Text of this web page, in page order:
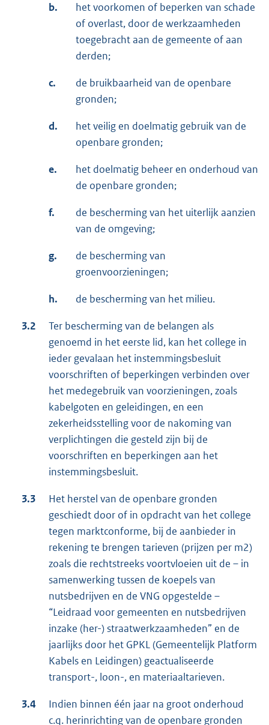
b.
het voorkomen of beperken van schade
of overlast, door de werkzaamheden
toegebracht aan de gemeente of aan
derden;
c.
de bruikbaarheid van de openbare
gronden;
d.
het veilig en doelmatig gebruik van de
openbare gronden;
e.
het doelmatig beheer en onderhoud van
de openbare gronden;
f.
de bescherming van het uiterlijk aanzien
van de omgeving;
g.
de bescherming van
groenvoorzieningen;
h. de bescherming van het milieu.
3.2
Ter bescherming van de belangen als
genoemd in het eerste lid, kan het college in
ieder gevalaan het instemmingsbesluit
voorschriften of beperkingen verbinden over
het medegebruik van voorzieningen, zoals
kabelgoten en geleidingen, en een
zekerheidsstelling voor de nakoming van
verplichtingen die gesteld zijn bij de
voorschriften en beperkingen aan het
instemmingsbesluit.
3.3
Het herstel van de openbare gronden
geschiedt door of in opdracht van het college
tegen marktconforme, bij de aanbieder in
rekening te brengen tarieven (prijzen per m2)
zoals die rechtstreeks voortvloeien uit de – in
samenwerking tussen de koepels van
nutsbedrijven en de VNG opgestelde –
“Leidraad voor gemeenten en nutsbedrijven
inzake (her-) straatwerkzaamheden” en de
jaarlijks door het GPKL (Gemeentelijk Platform
Kabels en Leidingen) geactualiseerde
transport-, loon-, en materiaaltarieven.
3.4
Indien binnen één jaar na groot onderhoud
c.q. herinrichting van de openbare gronden